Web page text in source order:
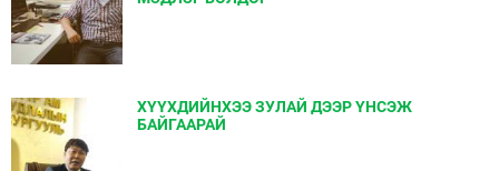
ХҮҮХДИЙНХЭЭ ЗУЛАЙ ДЭЭР ҮНСЭЖ
БАЙГААРАЙ